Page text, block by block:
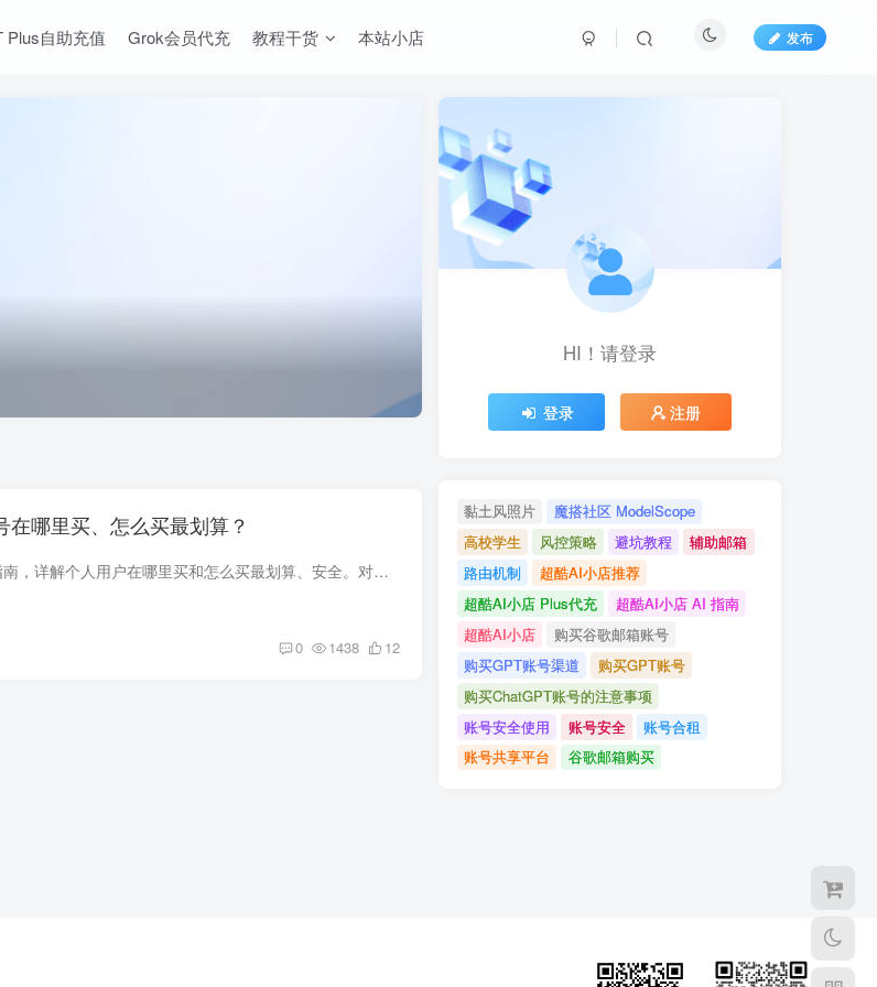
Plus自助充值 Grok会员代充 教程干货 本站小店 发布
哪里买、怎么买最划算？
2025年最新ChatGPT Plus账号购买指南，详解个人用户在哪里买和怎么买最划算、安全。对比官方订阅与第三方平台，提供省钱技巧和避坑建议，助你以最低成本畅享GPT-4强大功能。
0 1438 12
HI！请登录
登录 注册
HI！请登录
登录 注册
黏土风照片
魔搭社区 ModelScope
高校学生
风控策略 避坑教程
辅助邮箱
路由机制
超酷AI小店推荐
超酷AI小店 Plus代充
超酷AI小店 AI 指南
超酷AI小店
购买谷歌邮箱账号
购买GPT账号渠道
购买GPT账号
购买ChatGPT账号的注意事项
账号安全使用
账号安全
账号合租
账号共享平台
谷歌邮箱购买